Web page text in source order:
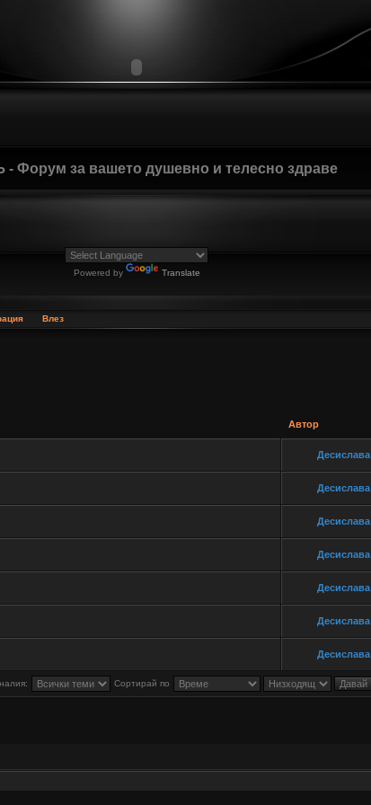
- Форум за вашето душевно и телесно здраве
Powered by Translate
Влез
Автор
Десислава
Десислава
Десислава
Десислава
Десислава
Десислава
Десислава
Сортирай по